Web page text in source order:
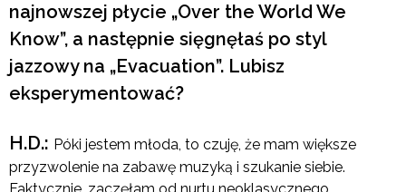
najnowszej płycie „Over the World We
Know”, a następnie sięgnęłaś po styl
jazzowy na „Evacuation”. Lubisz
eksperymentować?
H.D.: Póki jestem młoda, to czuję, że mam większe
przyzwolenie na zabawę muzyką i szukanie siebie.